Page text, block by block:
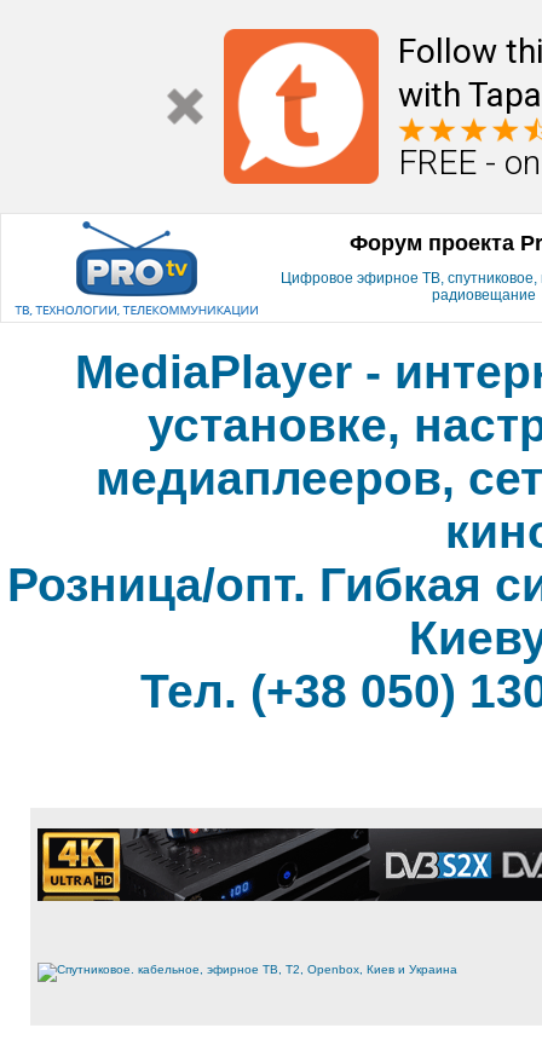
Follow
with
FREE -
Форум проекта
Цифровое эфирное ТВ, спутниковое,
радиовещание
MediaPlayer -
установке,
медиаплееров,
Розница/опт. Гибкая
Тел. (+38 050)